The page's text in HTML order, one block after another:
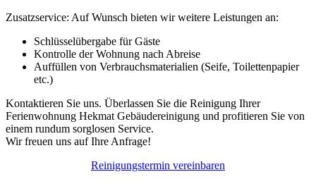
Zusatzservice: Auf Wunsch bieten wir weitere Leistungen an:
Schlüsselübergabe für Gäste
Kontrolle der Wohnung nach Abreise
Auffüllen von Verbrauchsmaterialien (Seife, Toilettenpapier
etc.)
Kontaktieren Sie uns. Überlassen Sie die Reinigung Ihrer
Ferienwohnung Hekmat Gebäudereinigung und profitieren Sie von
einem rundum sorglosen Service.
Wir freuen uns auf Ihre Anfrage!
Reinigungstermin vereinbaren